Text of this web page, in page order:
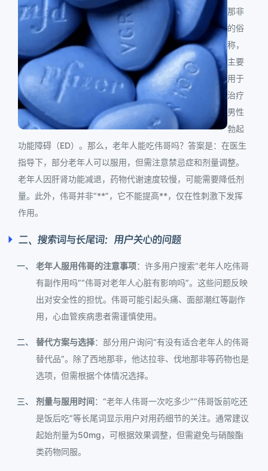
那非
的俗
称，
主要
用于
治疗
男性
勃起
功能障碍（ED）。那么，老年人能吃伟哥吗？答案是：在医生
指导下，部分老年人可以服用，但需注意禁忌症和剂量调整。
老年人因肝肾功能减退，药物代谢速度较慢，可能需要降低剂
量。此外，伟哥并非“**”，它不能提高**，仅在性刺激下发挥
作用。
二、搜索词与长尾词：用户关心的问题
老年人服用伟哥的注意事项：许多用户搜索“老年人吃伟哥
有副作用吗”“伟哥对老年人心脏有影响吗”。这些问题反映
出对安全性的担忧。伟哥可能引起头痛、面部潮红等副作
用，心血管疾病患者需谨慎使用。
替代方案与选择：部分用户询问“有没有适合老年人的伟哥
替代品”。除了西地那非，他达拉非、伐地那非等药物也是
选项，但需根据个体情况选择。
剂量与服用时间：“老年人伟哥一次吃多少”“伟哥饭前吃还
是饭后吃”等长尾词显示用户对用药细节的关注。通常建议
起始剂量为50mg，可根据效果调整，但需避免与硝酸酯
类药物同服。